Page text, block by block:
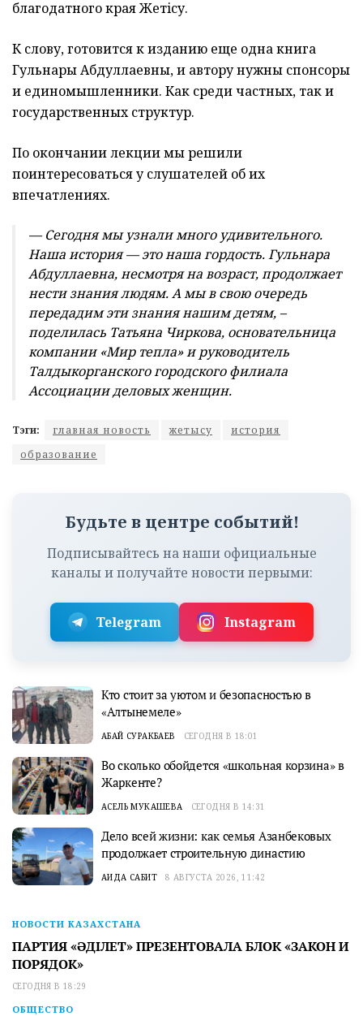
благодатного краяЖетiсу.
К слову, готовится к изданию еще одна книга
ГульнарыАбдуллаевны, и автору нужны спонсоры
и единомышленники. Как среди частных, так и
государственных структур.
По окончании лекции мы решили
поинтересоваться у слушателей об их
впечатлениях.
— Сегодня мы узнали много удивительного.
Наша история — это наша гордость.Гульнара
Абдуллаевна, несмотря на возраст, продолжает
нести знания людям. А мы в свою очередь
передадим эти знания нашим детям, –
поделилась Татьяна Чиркова, основательница
компании «Мир тепла» и руководитель
Талдыкорганскогогородского филиала
Ассоциации деловых женщин.
Тэги: главная новость жетысу
история
образование
Будьте в центре событий!
Подписывайтесь на наши официальные
каналы и получайте новости первыми:
Telegram Instagram
Кто стоит за уютом и безопасностью в
«Алтынемеле»
АБАЙ СУРАКБАЕВ СЕГОДНЯ В 18:01
Во сколько обойдется «школьная корзина» в
Жаркенте?
АСЕЛЬ МУКАШЕВА СЕГОДНЯ В 14:31
Дело всей жизни: как семья Азанбековых
продолжает строительную династию
АИДА САБИТ 8 АВГУСТА 2026, 11:42
НОВОСТИ КАЗАХСТАНА
ПАРТИЯ «ӘДІЛЕТ» ПРЕЗЕНТОВАЛА БЛОК «ЗАКОН И
ПОРЯДОК»
СЕГОДНЯ В 18:29
ОБЩЕСТВО